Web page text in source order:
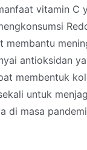
vitamin C
membantu
antioksidan
membentuk
untuk
di masa